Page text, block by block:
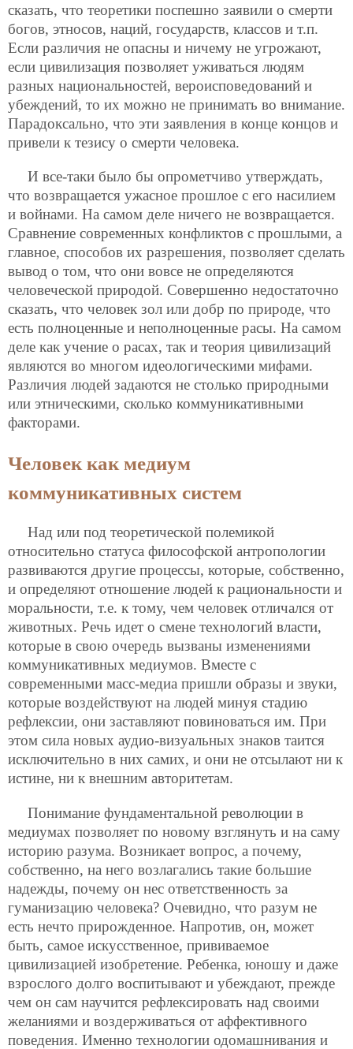
сказать, что теоретики поспешно заявили о смерти
богов, этносов, наций, государств, классов и т.п.
Если различия не опасны и ничему не угрожают,
если цивилизация позволяет уживаться людям
разных национальностей, вероисповедований и
убеждений, то их можно не принимать во внимание.
Парадоксально, что эти заявления в конце концов и
привели к тезису о смерти человека.
И все-таки было бы опрометчиво утверждать,
что возвращается ужасное прошлое с его насилием
и войнами. На самом деле ничего не возвращается.
Сравнение современных конфликтов с прошлыми, а
главное, способов их разрешения, позволяет сделать
вывод о том, что они вовсе не определяются
человеческой природой. Совершенно недостаточно
сказать, что человек зол или добр по природе, что
есть полноценные и неполноценные расы. На самом
деле как учение о расах, так и теория цивилизаций
являются во многом идеологическими мифами.
Различия людей задаются не столько природными
или этническими, сколько коммуникативными
факторами.
Человек как медиум
коммуникативных систем
Над или под теоретической полемикой
относительно статуса философской антропологии
развиваются другие процессы, которые, собственно,
и определяют отношение людей к рациональности и
моральности, т.е. к тому, чем человек отличался от
животных. Речь идет о смене технологий власти,
которые в свою очередь вызваны изменениями
коммуникативных медиумов. Вместе с
современными масс-медиа пришли образы и звуки,
которые воздействуют на людей минуя стадию
рефлексии, они заставляют повиноваться им. При
этом сила новых аудио-визуальных знаков таится
исключительно в них самих, и они не отсылают ни к
истине, ни к внешним авторитетам.
Понимание фундаментальной революции в
медиумах позволяет по новому взглянуть и на саму
историю разума. Возникает вопрос, а почему,
собственно, на него возлагались такие большие
надежды, почему он нес ответственность за
гуманизацию человека? Очевидно, что разум не
есть нечто прирожденное. Напротив, он, может
быть, самое искусственное, прививаемое
цивилизацией изобретение. Ребенка, юношу и даже
взрослого долго воспитывают и убеждают, прежде
чем он сам научится рефлексировать над своими
желаниями и воздерживаться от аффективного
поведения. Именно технологии одомашнивания и